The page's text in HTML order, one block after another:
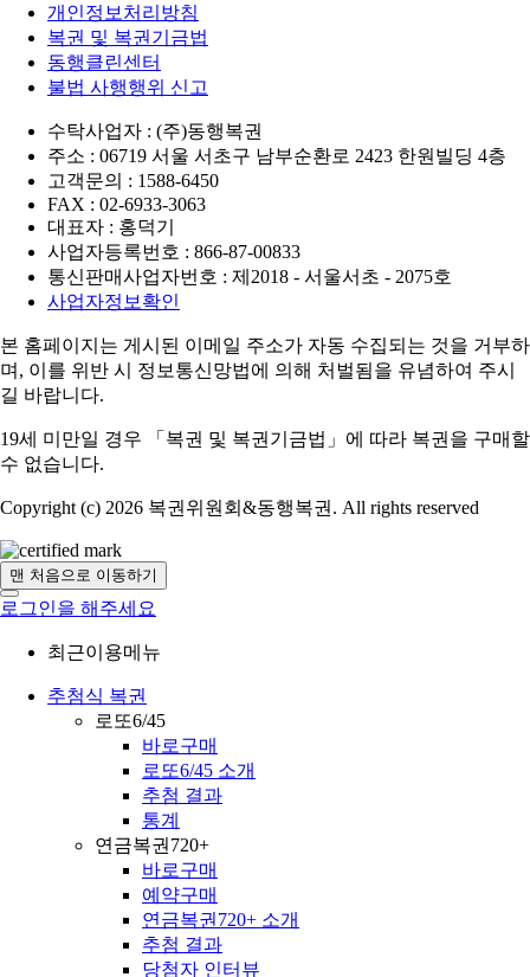
개인정보처리방침
복권 및 복권기금법
동행클린센터
불법 사행행위 신고
수탁사업자 : (주)동행복권
주소 : 06719 서울 서초구 남부순환로 2423 한원빌딩 4층
고객문의 : 1588-6450
FAX : 02-6933-3063
대표자 : 홍덕기
사업자등록번호 : 866-87-00833
통신판매사업자번호 : 제2018 - 서울서초 - 2075호
사업자정보확인
본 홈페이지는 게시된 이메일 주소가 자동 수집되는 것을 거부하
며, 이를 위반 시 정보통신망법에 의해 처벌됨을 유념하여 주시
길 바랍니다.
19세 미만일 경우 「복권 및 복권기금법」에 따라 복권을 구매할
수 없습니다.
Copyright (c) 2026 복권위원회&동행복권. All rights reserved
맨 처음으로 이동하기
로그인을 해주세요
최근이용메뉴
추첨식 복권
로또6/45
바로구매
로또6/45 소개
추첨 결과
통계
연금복권720+
바로구매
예약구매
연금복권720+ 소개
추첨 결과
당첨자 인터뷰